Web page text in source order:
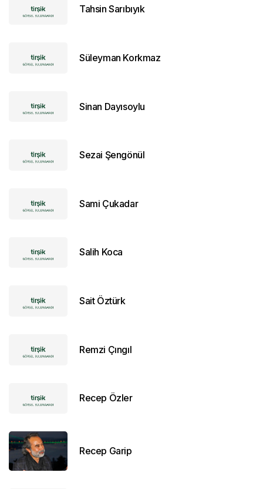
Tahsin Sarıbıyık
Süleyman Korkmaz
Sinan Dayısoylu
Sezai Şengönül
Sami Çukadar
Salih Koca
Sait Öztürk
Remzi Çıngıl
Recep Özler
Recep Garip